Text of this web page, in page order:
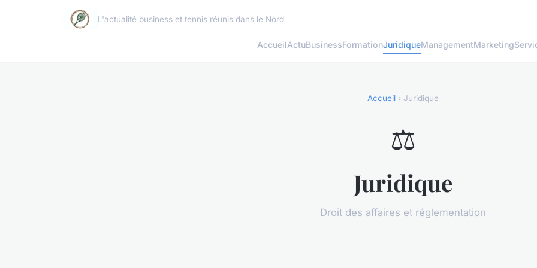
L'actualité business et tennis réunis dans le Nord
AccueilActuBusinessFormationJuridiqueManagementMarketing
Accueil› Juridique
⚖️
Juridique
Droit des affaires et réglementation